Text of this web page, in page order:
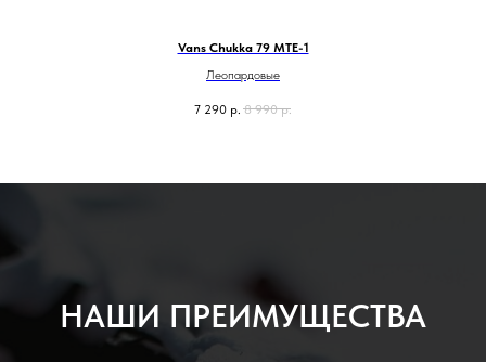
Vans Chukka 79 MTE-1
Леопардовые
7 290 р. 8 990 р.
НАШИ ПРЕИМУЩЕСТВА